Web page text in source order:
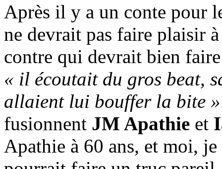
Après il y a un conte pour
ne devrait pas faire plaisir
contre qui devrait bien
« il écoutait du gros beat,
allaient lui bouffer la bite »
fusionnent JM Apathie et
Apathie à 60 ans, et moi,